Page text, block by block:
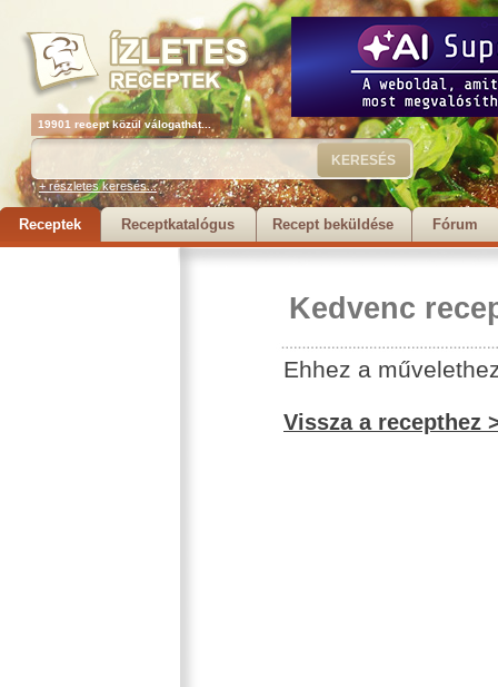
19901 recept közül válogathat...
+ részletes keresés...
Receptek Receptkatalógus Recept beküldése Fórum
Kedvenc
Ehhez a
Vissza a recepthez